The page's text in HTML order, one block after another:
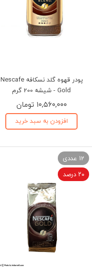
پودر قهوه گلد نسکافه Nescafe
Gold - شیشه 200 گرم
۱۰,۵۶۰,۰۰۰ تومان
افزودن به سبد خرید
12 عددی
۲۰ درصد